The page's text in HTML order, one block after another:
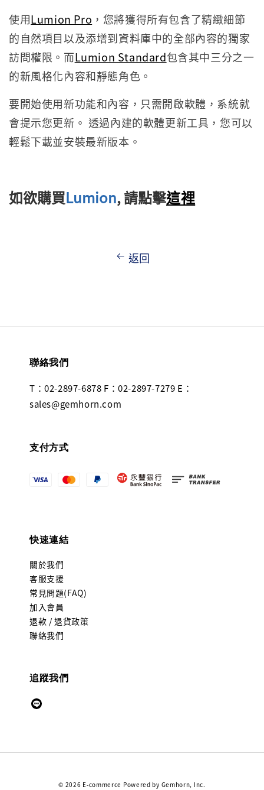
使用Lumion Pro ，您將獲得所有包含了精緻細節
的自然項目以及添增到資料庫中的全部內容的獨家
訪問權限。而Lumion Standard包含其中三分之一
的新風格化內容和靜態角色。
要開始使用新功能和內容，只需開啟軟體，系統就
會提示您更新。 透過內建的軟體更新工具，您可以
輕鬆下載並安裝最新版本。
如欲購買Lumion, 請點擊這裡
返回
聯絡我們
T：02-2897-6878 F：02-2897-7279 E：
sales@gemhorn.com
支付方式
快速連結
關於我們
客服支援
常見問題(FAQ)
加入會員
退款 / 退貨政策
聯絡我們
追蹤我們
© 2026 E-commerce Powered by Gemhorn, Inc.